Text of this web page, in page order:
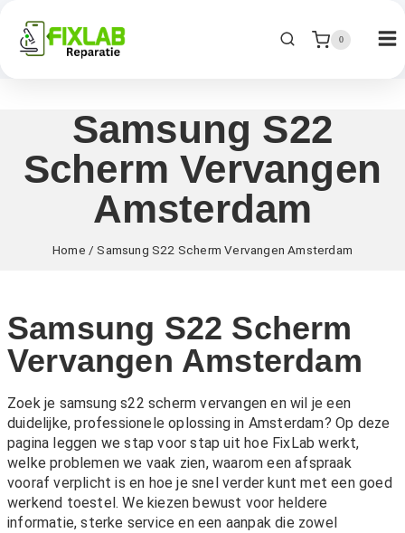
0
Samsung S22
Scherm Vervangen
Amsterdam
Home / Samsung S22 Scherm Vervangen Amsterdam
Samsung S22 Scherm
Vervangen Amsterdam
Zoek je samsung s22 scherm vervangen en wil je een
duidelijke, professionele oplossing in Amsterdam? Op deze
pagina leggen we stap voor stap uit hoe FixLab werkt,
welke problemen we vaak zien, waarom een afspraak
vooraf verplicht is en hoe je snel verder kunt met een goed
werkend toestel. We kiezen bewust voor heldere
informatie, sterke service en een aanpak die zowel